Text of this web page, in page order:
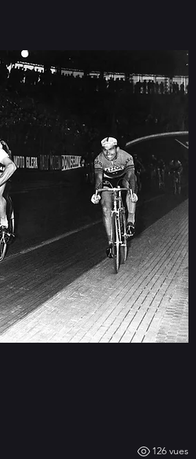
126 vues